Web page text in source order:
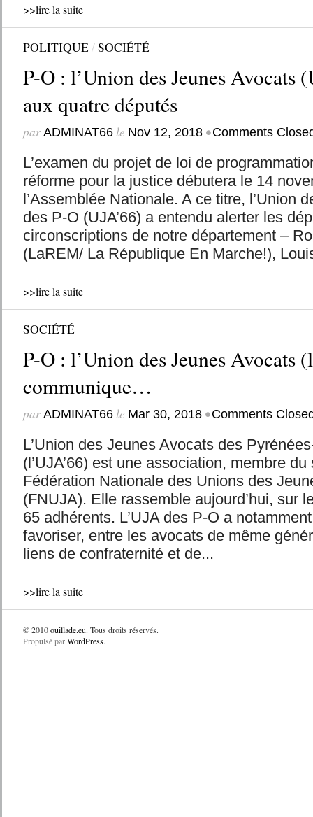
>>lire la suite
POLITIQUE/SOCIÉTÉ
P-O : l’Union des Jeunes Avocats
aux quatre députés
par ADMINAT66le Nov 12, 2018 •Comments
L’examen du projet de loi de
réforme pour la justice débutera le 14
l’Assemblée Nationale. A ce titre, l’Union
des P-O (UJA’66) a entendu alerter les
circonscriptions de notre département –
(LaREM/ La République En Marche!),
>>lire la suite
SOCIÉTÉ
P-O : l’Union des Jeunes Avocats
communique…
par ADMINAT66le Mar 30, 2018 •Comments
L’Union des Jeunes Avocats des
(l’UJA’66) est une association, membre
Fédération Nationale des Unions des
(FNUJA). Elle rassemble aujourd’hui, sur
65 adhérents. L’UJA des P-O a
favoriser, entre les avocats de même
liens de confraternité et de...
>>lire la suite
© 2010ouillade.eu. Tous droits réservés.
Propulsé parWordPress.